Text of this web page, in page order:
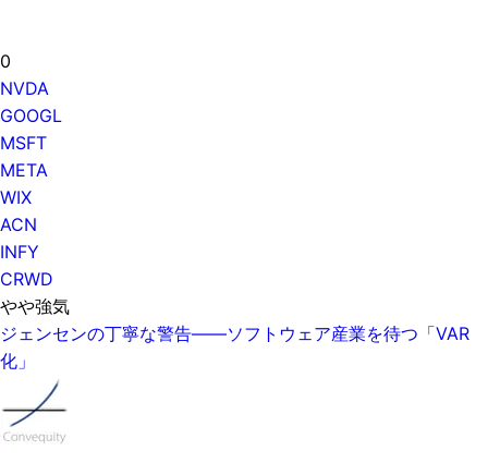
0
NVDA
GOOGL
MSFT
META
WIX
ACN
INFY
CRWD
やや強気
ジェンセンの丁寧な警告——ソフトウェア産業を待つ「VAR
化」